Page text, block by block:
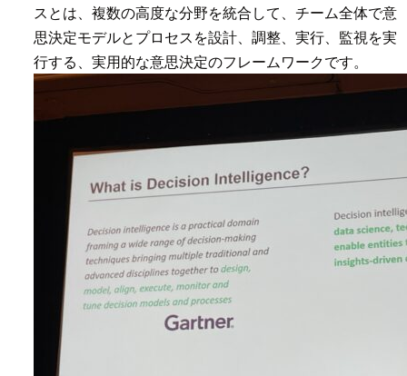
スとは、複数の高度な分野を統合して、チーム全体で意
思決定モデルとプロセスを設計、調整、実行、監視を実
行する、実用的な意思決定のフレームワークです。